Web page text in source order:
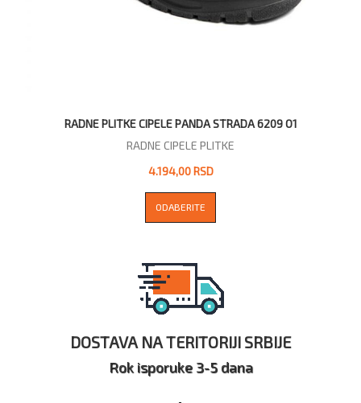
RADNE PLITKE CIPELE PANDA STRADA 6209 O1
RADNE CIPELE PLITKE
4.194,00 RSD
ODABERITE
DOSTAVA NA TERITORIJI SRBIJE
Rok isporuke 3-5 dana